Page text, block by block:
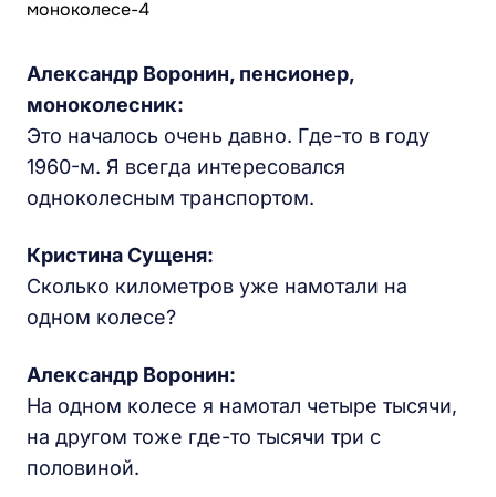
Александр Воронин, пенсионер,
моноколесник:
Это началось очень давно. Где-то в году
1960-м. Я всегда интересовался
одноколесным транспортом.
Кристина Сущеня:
Сколько километров уже намотали на
одном колесе?
Александр Воронин:
На одном колесе я намотал четыре тысячи,
на другом тоже где-то тысячи три с
половиной.